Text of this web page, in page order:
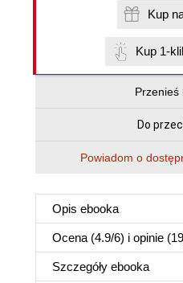
Kup 1-
Przenieś
Do
Powiadom o
Opis ebooka
Ocena (4.9/6) i opinie
Szczegóły ebooka